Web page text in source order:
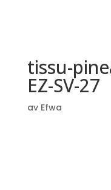
tissu-
EZ-SV-27
av Efwa